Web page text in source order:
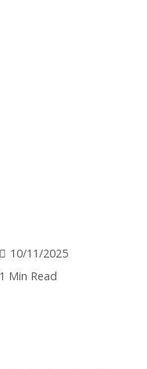
10/11/2025
1 Min Read